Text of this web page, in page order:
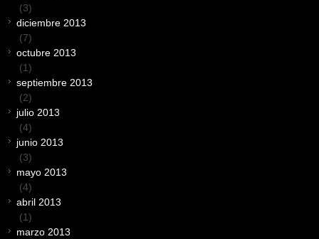
(3)
diciembre 2013
(7)
octubre 2013
(1)
septiembre 2013
(2)
julio 2013
(4)
junio 2013
(3)
mayo 2013
(4)
abril 2013
(1)
marzo 2013